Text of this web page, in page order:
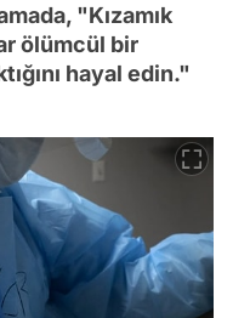
"Kızamık
ölümcül bir
hayal edin."